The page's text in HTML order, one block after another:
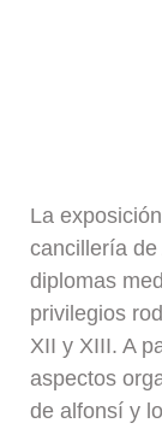
La
cancillería de
diplomas
privilegios
XII y XIII. A
aspectos
de alfonsí y